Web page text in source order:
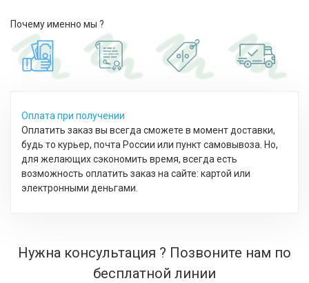
Почему именно мы ?
Оплата при получении
Оплатить заказ вы всегда сможете в момент доставки,
будь то курьер, почта России или пункт самовывоза. Но,
для желающих сэкономить время, всегда есть
возможность оплатить заказ на сайте: картой или
электронными деньгами.
Нужна консультация ? Позвоните нам по
бесплатной линии